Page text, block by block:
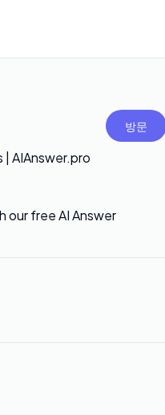
방문
AIAnswer.pro
our free AI Answer